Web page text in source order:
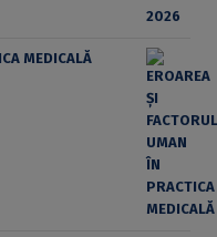
MEDICALĂ